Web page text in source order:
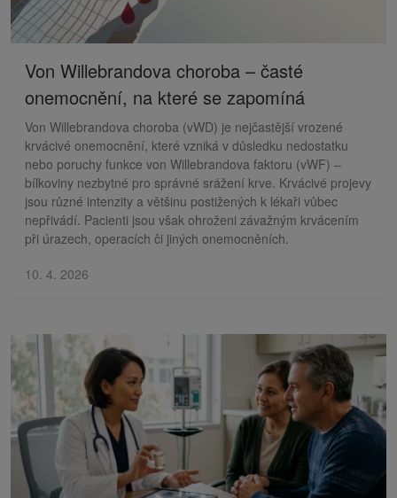
Von Willebrandova choroba – časté
onemocnění, na které se zapomíná
Von Willebrandova choroba (vWD) je nejčastější vrozené
krvácivé onemocnění, které vzniká v důsledku nedostatku
nebo poruchy funkce von Willebrandova faktoru (vWF) –
bílkoviny nezbytné pro správné srážení krve. Krvácivé projevy
jsou různé intenzity a většinu postižených k lékaři vůbec
nepřivádí. Pacienti jsou však ohroženi závažným krvácením
při úrazech, operacích či jiných onemocněních.
10. 4. 2026